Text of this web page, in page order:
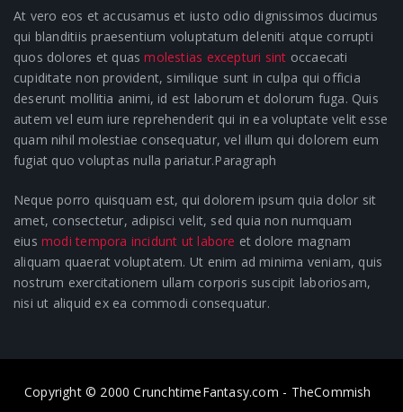
At vero eos et accusamus et iusto odio dignissimos ducimus
qui blanditiis praesentium voluptatum deleniti atque corrupti
quos dolores et quasmolestias excepturi sint occaecati
cupiditate non provident, similique sunt in culpa qui officia
deserunt mollitia animi, id est laborum et dolorum fuga. Quis
autem vel eum iure reprehenderit qui in ea voluptate velit esse
quam nihil molestiae consequatur, vel illum qui dolorem eum
fugiat quo voluptas nulla pariatur.Paragraph
Neque porro quisquam est, qui dolorem ipsum quia dolor sit
amet, consectetur, adipisci velit, sed quia non numquam
eiusmodi tempora incidunt ut labore et dolore magnam
aliquam quaerat voluptatem. Ut enim ad minima veniam, quis
nostrum exercitationem ullam corporis suscipit laboriosam,
nisi ut aliquid ex ea commodi consequatur.
Copyright © 2000 CrunchtimeFantasy.com - TheCommish